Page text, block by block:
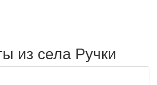
из села Ручки